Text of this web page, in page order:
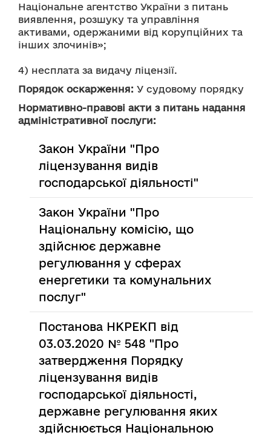
Національне агентство України з питань
виявлення, розшуку та управління
активами, одержаними від корупційних та
інших злочинів»;
4) несплата за видачу ліцензії.
Порядок оскарження: У судовому порядку
Нормативно-правові акти з питань надання
адміністративної послуги:
Закон України "Про
ліцензування видів
господарської діяльності"
Закон України "Про
Національну комісію, що
здійснює державне
регулювання у сферах
енергетики та комунальних
послуг"
Постанова НКРЕКП від
03.03.2020 № 548 "Про
затвердження Порядку
ліцензування видів
господарської діяльності,
державне регулювання яких
здійснюється Національною